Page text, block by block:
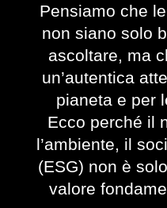
Pensiamo che
non siano solo
ascoltare, ma
un’autentica
pianeta e per
Ecco perché il
l’ambiente, il
(ESG) non è
valore